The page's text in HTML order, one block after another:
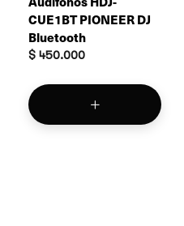
CUE1BT PIONEER DJ
Bluetooth
$ 450.000